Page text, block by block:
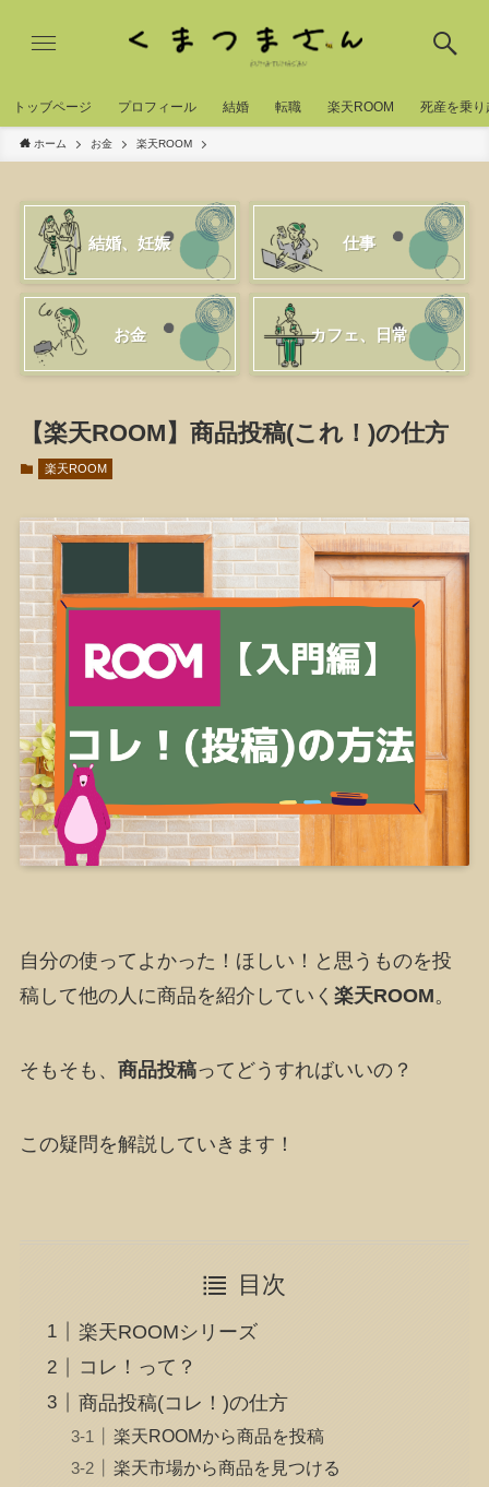
トッブページ プロフィール 結婚 転職 楽天ROOM 死産を乗り
ホーム お金 楽天ROOM
結婚、妊娠 仕事
お金 カフェ、日常
【楽天ROOM】商品投稿(これ！)の仕方
楽天ROOM
自分の使ってよかった！ほしい！と思うものを投
稿して他の人に商品を紹介していく 楽天ROOM。
そもそも、 商品投稿ってどうすればいいの？
この疑問を解説していきます！
目次
楽天ROOMシリーズ
コレ！って？
商品投稿(コレ！)の仕方
楽天ROOMから商品を投稿
楽天市場から商品を見つける